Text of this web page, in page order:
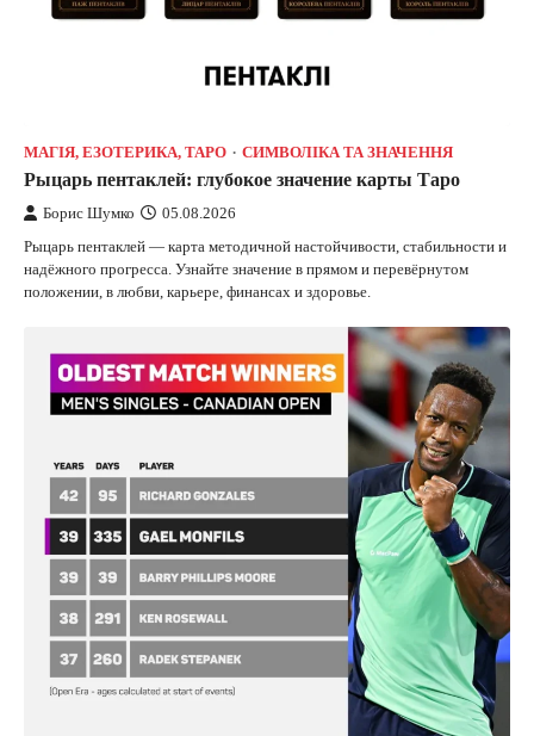
МАГІЯ, ЕЗОТЕРИКА, ТАРО СИМВОЛІКА ТА ЗНАЧЕННЯ
Рыцарь пентаклей: глубокое значение карты Таро
Борис Шумко 05.08.2026
Рыцарь пентаклей — карта методичной настойчивости, стабильности и
надёжного прогресса. Узнайте значение в прямом и перевёрнутом
положении, в любви, карьере, финансах и здоровье.